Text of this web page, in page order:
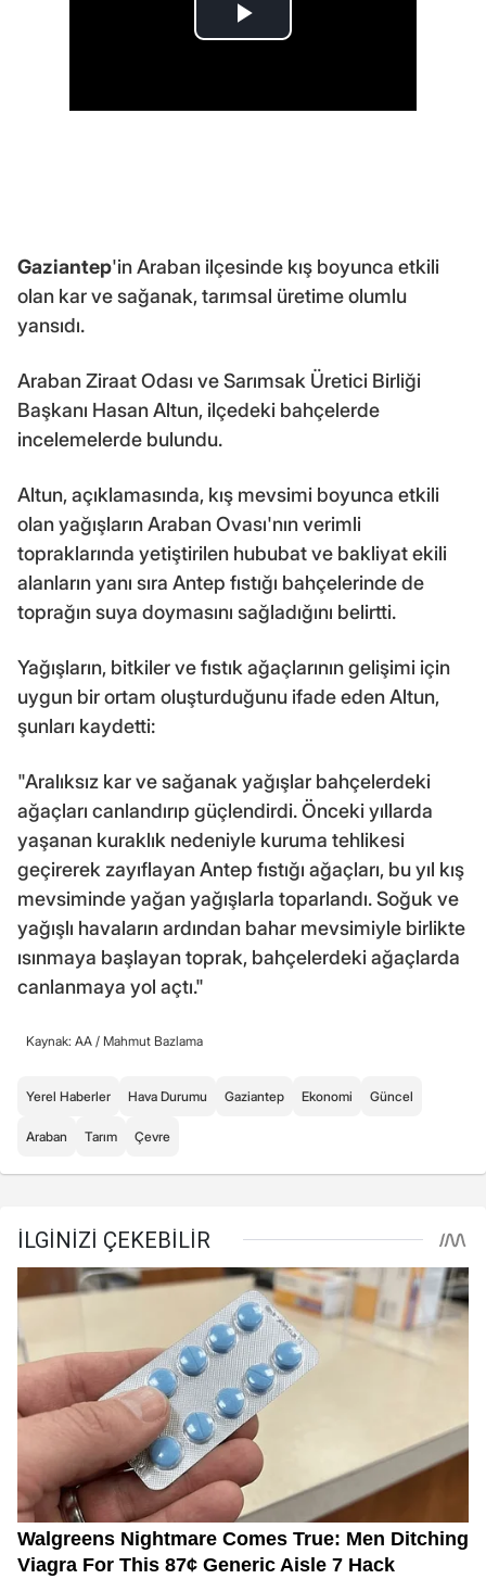
Gaziantep'in Araban ilçesinde kış boyunca etkili
olan kar ve sağanak, tarımsal üretime olumlu
yansıdı.
Araban Ziraat Odası ve Sarımsak Üretici Birliği
Başkanı Hasan Altun, ilçedeki bahçelerde
incelemelerde bulundu.
Altun, açıklamasında, kış mevsimi boyunca etkili
olan yağışların Araban Ovası'nın verimli
topraklarında yetiştirilen hububat ve bakliyat ekili
alanların yanı sıra Antep fıstığı bahçelerinde de
toprağın suya doymasını sağladığını belirtti.
Yağışların, bitkiler ve fıstık ağaçlarının gelişimi için
uygun bir ortam oluşturduğunu ifade eden Altun,
şunları kaydetti:
"Aralıksız kar ve sağanak yağışlar bahçelerdeki
ağaçları canlandırıp güçlendirdi. Önceki yıllarda
yaşanan kuraklık nedeniyle kuruma tehlikesi
geçirerek zayıflayan Antep fıstığı ağaçları, bu yıl kış
mevsiminde yağan yağışlarla toparlandı. Soğuk ve
yağışlı havaların ardından bahar mevsimiyle birlikte
ısınmaya başlayan toprak, bahçelerdeki ağaçlarda
canlanmaya yol açtı."
Kaynak: AA / Mahmut Bazlama
Yerel Haberler Hava Durumu Gaziantep Ekonomi Güncel
Araban Tarım Çevre